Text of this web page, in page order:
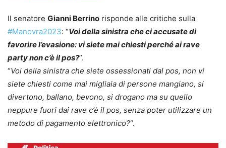
Il senatore Gianni Berrino risponde alle critiche sulla
#Manovra2023: “Voi della sinistra che ci accusate di
favorire l’evasione: vi siete mai chiesti perché ai rave
party non c’è il pos?”.
“Voi della sinistra che siete ossessionati dal pos, non vi
siete chiesti come mai migliaia di persone mangiano, si
divertono, ballano, bevono, si drogano ma su quello
neppure fuori dai rave c’è il pos, senza poter utilizzare un
metodo di pagamento elettronico?“.